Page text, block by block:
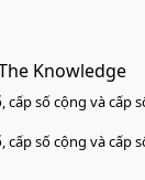
Knowledge
cấp số cộng và cấp
cấp số cộng và cấp